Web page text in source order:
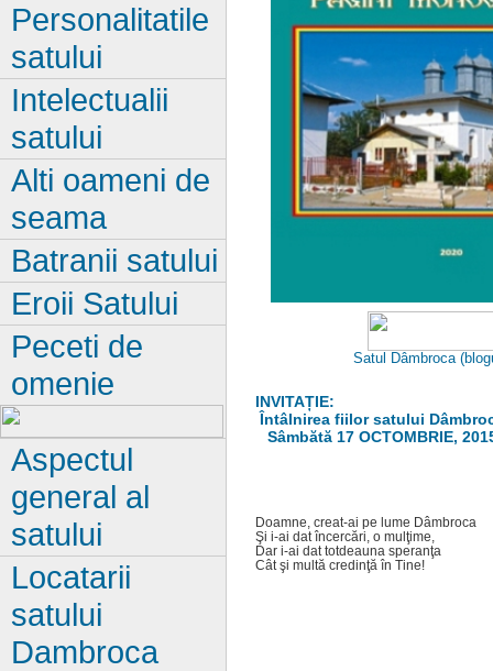
Satul Dâmbroca
INVITAȚIE:
Întâlnirea fiilor satului
Sâmbătă 17 OCTOMBRIE,
Doamne, creat-ai pe lume Dâmbroca
Şi i-ai dat încercări, o mulţime,
Dar i-ai dat totdeauna speranţa
Cât şi multă credinţă în Tine!
Personalitatile
satului
Intelectualii
satului
Alti oameni de
seama
Batranii satului
Eroii Satului
Peceti de
omenie
Aspectul
general al
satului
Locatarii
satului
Dambroca